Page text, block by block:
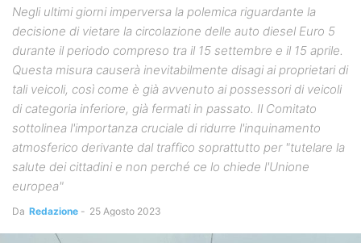
Negli ultimi giorni imperversa la polemica riguardante la
decisione di vietare la circolazione delle auto diesel Euro 5
durante il periodo compreso tra il 15 settembre e il 15 aprile.
Questa misura causerà inevitabilmente disagi ai proprietari di
tali veicoli, così come è già avvenuto ai possessori di veicoli
di categoria inferiore, già fermati in passato. Il Comitato
sottolinea l'importanza cruciale di ridurre l'inquinamento
atmosferico derivante dal traffico soprattutto per "tutelare la
salute dei cittadini e non perché ce lo chiede l'Unione
europea"
Da Redazione - 25 Agosto 2023